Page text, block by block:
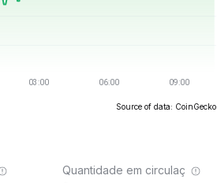
Source of data: CoinGecko
Quantidade em circulaç